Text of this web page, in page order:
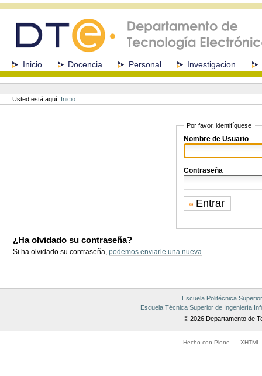
navegación
SeccionesInicio Docencia Personal Investigacion
Herramientas
Personales
Usted está aquí: Inicio
Por favor, identifíquese
Nombre de Usuario
Contraseña
¿Ha olvidado su contraseña?
Si ha olvidado su contraseña,podemos enviarle una nueva
Escuela Politécnica Superior
Escuela Técnica Superior de Ingeniería
© 2026 Departamento de
Hecho con Plone XHTML